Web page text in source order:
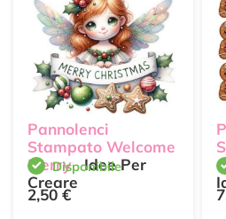
Pannolenci
Stampato Welcome
Merry Idee Per
Creare
Disponibile
2,50 €